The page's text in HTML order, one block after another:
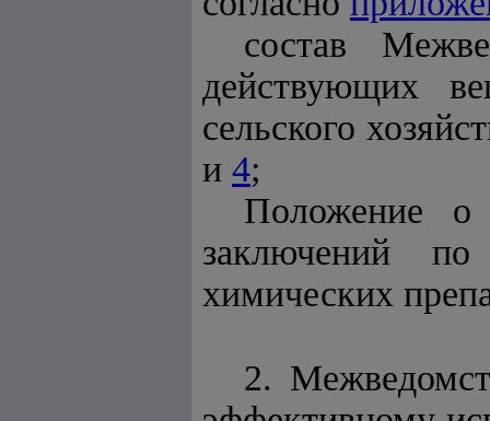
состав
действующих
сельского
и 4;
Положение о
заключений
химических
2.